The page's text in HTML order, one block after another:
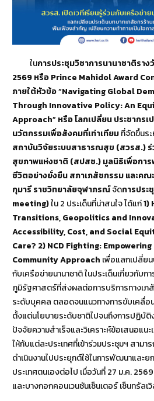
ในการประชุมวิชาการนานาชาติรา
2569 หรือ Prince Mahidol Award
ภายใต้หัวข้อ “Navigating Global
Through Innovative Policy: An
Approach” หรือ โลกเปลี่ยน ประชากร
นวัตกรรมเพื่อสังคมที่เท่าเทียมที่จัดขึ้นร
สถาบันวิจัยระบบสาธารณสุข (สวรส.)
สุขภาพแห่งชาติ (สปสช.) มูลนิธิเพื่อกา
ชีวิตอย่างยั่งยืน สภาเภสัชกรรม และค
กุมารี ราชวิทยาลัยจุฬาภรณ์จัดการประ
meeting)ใน 2 ประเด็นที่น่าสนใจ ได้แก่1)
Transitions, Geopolitics and
Accessibility, Cost, and Social
Care? 2) NCD Fighting:
Community Approach เพื่อแลกเปลี่ย
กับเครือข่ายนานาชาติ ในประเด็นเกี่ยวกับก
ภูมิรัฐศาสตร์ที่ส่งผลต่อการบริการทางเภ
ระดับบุคคล ตลอดจนแนวทางการขับเคลื่อ
ตั้งแต่นโยบายระดับชาติไปจนถึงการปฏิบัติ
ปัจจัยความสำเร็จและวิเคราะห์ข้อเสนอแน
ให้กับแต่ละประเทศที่เข้าร่วมประชุมฯ สาม
ดำเนินงานไปประยุกต์ใช้ในการพัฒนาและ
ประเทศตนเองต่อไป เมื่อวันที่ 27 ม.ค.
และบางกอกคอนเวนชันเซ็นเตอร์ เซ็นทรัลเ